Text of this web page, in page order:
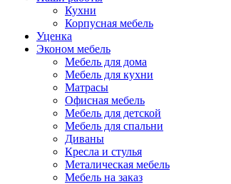
Кухни
Корпусная мебель
Уценка
Эконом мебель
Мебель для дома
Мебель для кухни
Матрасы
Офисная мебель
Мебель для детской
Мебель для спальни
Диваны
Кресла и стулья
Металическая мебель
Мебель на заказ